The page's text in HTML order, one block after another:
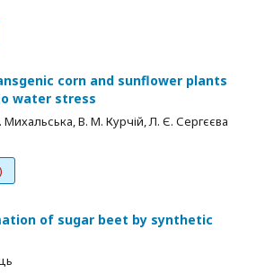
corn and sunflower plants
water stress
Михальська, В. М. Курчій, Л. Є. Сергєєва
of sugar beet by synthetic